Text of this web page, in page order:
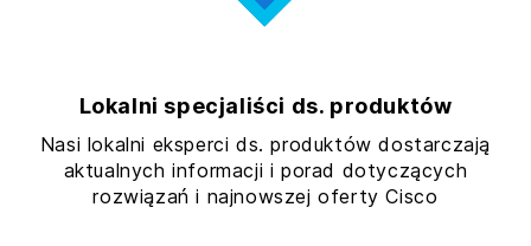
Lokalni specjaliści ds. produktów
Nasi lokalni eksperci ds. produktów dostarczają
aktualnych informacji i porad dotyczących
rozwiązań i najnowszej oferty Cisco